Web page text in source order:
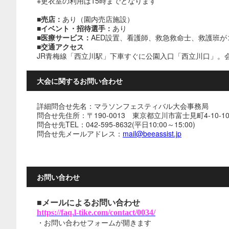
■売店： あり（園内売店施設）
■イベント・招待選手： あり
■医療サービス： AED設置、看護師、救急救命士、救護班
■交通アクセス
JR青梅線「西立川駅」下車すぐに公園入口「西立川口」
大会に関するお問い合わせ
詳細問合せ先名：マラソンフェスティバル大会事務局
問合せ先住所：〒190-0013 東京都立川市富士見町4-10-10
問合せ先TEL：042-595-8632(平日10:00～15:00)
問合せ先メールアドレス： mail@beeassist.jp
お問い合わせ
■メールによるお問い合わせ
https://faq.l-tike.com/contact/0034/
・お問い合わせフォームが開きます